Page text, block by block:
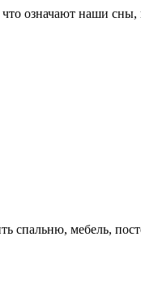
означают наши
спальню, мебель,